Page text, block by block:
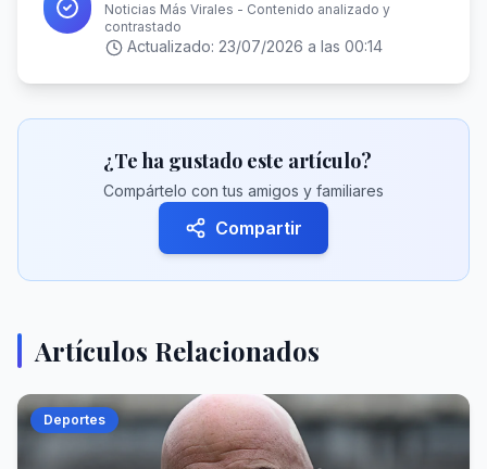
Noticias Más Virales - Contenido analizado y
contrastado
Actualizado: 23/07/2026 a las 00:14
¿Te ha gustado este artículo?
Compártelo con tus amigos y familiares
Compartir
Artículos Relacionados
Deportes